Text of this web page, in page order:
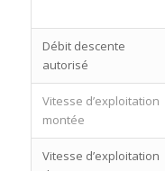
Débit descente
autorisé
Vitesse d’exploitation
montée
Vitesse d’exploitation